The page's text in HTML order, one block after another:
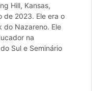
Hill, Kansas,
de 2023. Ele era o
do Nazareno. Ele
na
Sul e Seminário